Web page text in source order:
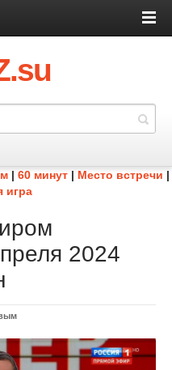
| 60 минут | Место встречи |
игра
2024